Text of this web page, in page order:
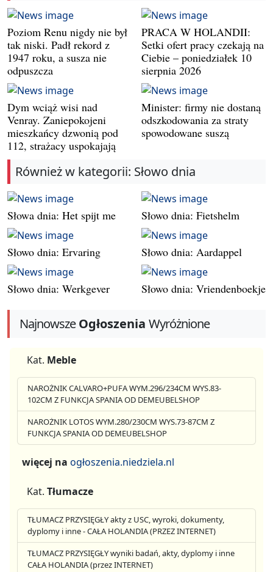
Poziom Renu nigdy nie był
tak niski. Padł rekord z
1947 roku, a susza nie
odpuszcza
PRACA W HOLANDII:
Setki ofert pracy czekają na
Ciebie – poniedziałek 10
sierpnia 2026
Dym wciąż wisi nad
Venray. Zaniepokojeni
mieszkańcy dzwonią pod
112, strażacy uspokajają
Minister: firmy nie dostaną
odszkodowania za straty
spowodowane suszą
Również w kategorii: Słowo dnia
Słowa dnia: Het spijt me Słowo dnia: Fietshelm
Słowo dnia: Ervaring Słowo dnia: Aardappel
Słowo dnia: Werkgever Słowo dnia: Vriendenboekje
NajnowszeOgłoszenia Wyróżnione
Kat. Meble
NAROŻNIK CALVARO+PUFA WYM.296/234CM WYS.83-
102CM Z FUNKCJA SPANIA OD DEMEUBELSHOP
NAROŻNIK LOTOS WYM.280/230CM WYS.73-87CM Z
FUNKCJA SPANIA OD DEMEUBELSHOP
więcej na ogłoszenia.niedziela.nl
Kat. Tłumacze
TŁUMACZ PRZYSIĘGŁY akty z USC, wyroki, dokumenty,
dyplomy i inne - CAŁA HOLANDIA (PRZEZ INTERNET)
TŁUMACZ PRZYSIĘGŁY wyniki badań, akty, dyplomy i inne
CAŁA HOLANDIA (przez INTERNET)